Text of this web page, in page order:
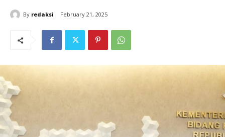
By redaksi February 21, 2025